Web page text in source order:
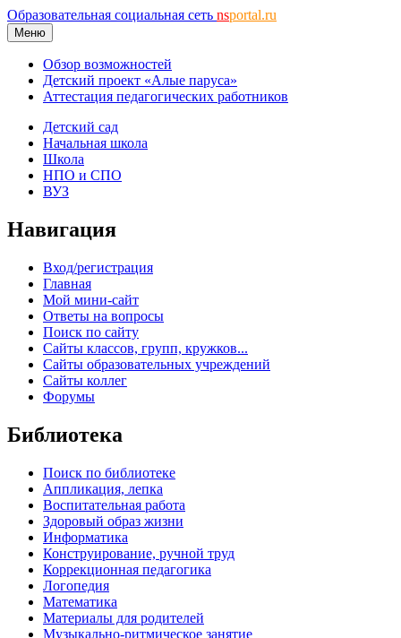
Образовательная социальная сеть nsportal.ru
Меню
Обзор возможностей
Детский проект «Алые паруса»
Аттестация педагогических работников
Детский сад
Начальная школа
Школа
НПО и СПО
ВУЗ
Навигация
Вход/регистрация
Главная
Мой мини-сайт
Ответы на вопросы
Поиск по сайту
Сайты классов, групп, кружков...
Сайты образовательных учреждений
Сайты коллег
Форумы
Библиотека
Поиск по библиотеке
Аппликация, лепка
Воспитательная работа
Здоровый образ жизни
Информатика
Конструирование, ручной труд
Коррекционная педагогика
Логопедия
Математика
Материалы для родителей
Музыкально-ритмическое занятие